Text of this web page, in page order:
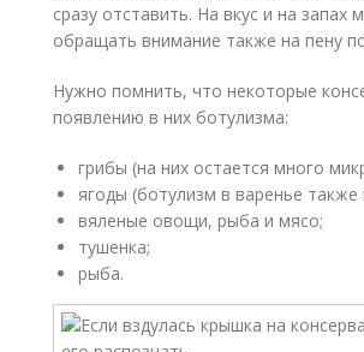
сразу отставить. На вкус и на
обращать внимание также на пену
Нужно помнить, что некоторые
появлению в них ботулизма:
грибы (на них остается много
ягоды (ботулизм в варенье также
вяленые овощи, рыба и мясо;
тушенка;
рыба.